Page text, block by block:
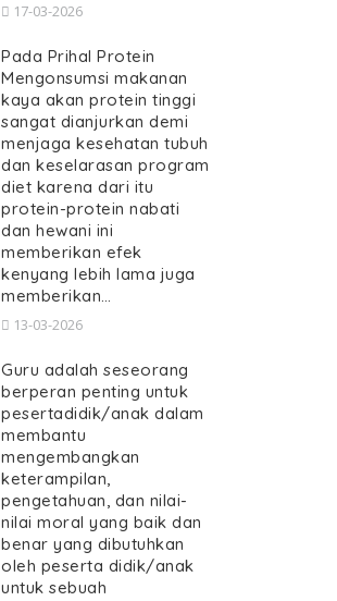
17-03-2026
Pada Prihal Protein
Mengonsumsi makanan
kaya akan protein tinggi
sangat dianjurkan demi
menjaga kesehatan tubuh
dan keselarasan program
diet karena dari itu
protein-protein nabati
dan hewani ini
memberikan efek
kenyang lebih lama juga
memberikan…
13-03-2026
Guru adalah seseorang
berperan penting untuk
pesertadidik/anak dalam
membantu
mengembangkan
keterampilan,
pengetahuan, dan nilai-
nilai moral yang baik dan
benar yang dibutuhkan
oleh peserta didik/anak
untuk sebuah